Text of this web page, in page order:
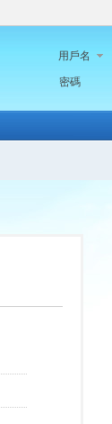
用戶名
密碼